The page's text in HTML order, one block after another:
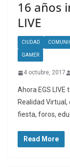
16 años
LIVE
CIUDAD
GAMER
4 octubre, 2017
Ahora EGS
Realidad
fiesta, foros,
Read More